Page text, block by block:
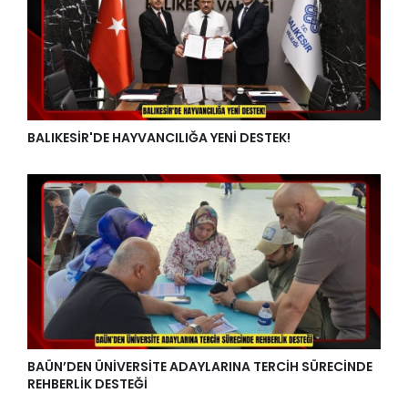
BALIKESİR'DE HAYVANCILIĞA YENİ DESTEK!
BAÜN’DEN ÜNİVERSİTE ADAYLARINA TERCİH SÜRECİNDE
REHBERLİK DESTEĞİ